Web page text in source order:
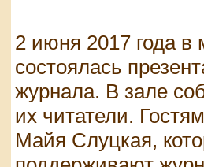
2 июня 2017 года
состоялась
журнала. В зале
их читатели.
Майя Слуцкая,